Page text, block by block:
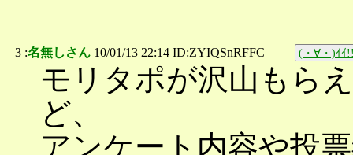
3 :名無しさん 10/01/13 22:14 ID:ZYIQSnRFFC (・∀・)ｲｲ
モリタポが沢山もら
ど、
アンケート内容や投